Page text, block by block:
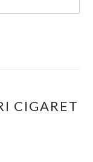
CIGARET